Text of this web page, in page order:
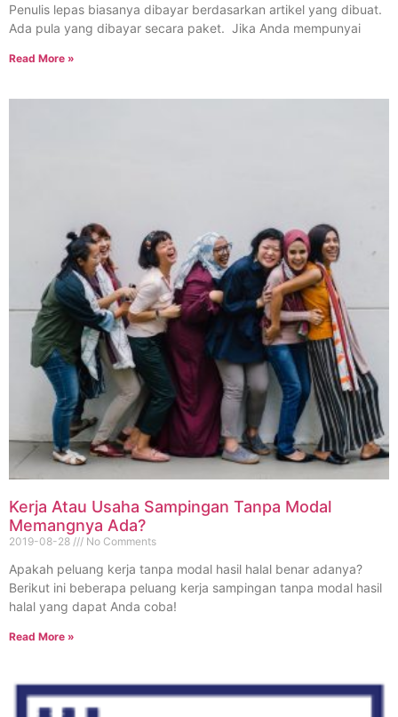
Penulis lepas biasanya dibayar berdasarkan artikel yang dibuat.
Ada pula yang dibayar secara paket. Jika Anda mempunyai
Read More »
Kerja Atau Usaha Sampingan Tanpa Modal
Memangnya Ada?
2019-08-28 No Comments
Apakah peluang kerja tanpa modal hasil halal benar adanya?
Berikut ini beberapa peluang kerja sampingan tanpa modal hasil
halal yang dapat Anda coba!
Read More »